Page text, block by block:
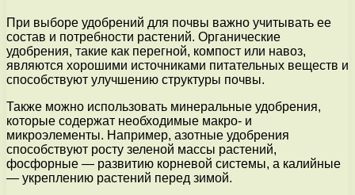
При выборе удобрений для почвы важно учитывать ее
состав и потребности растений. Органические
удобрения, такие как перегной, компост или навоз,
являются хорошими источниками питательных веществ и
способствуют улучшению структуры почвы.
Также можно использовать минеральные удобрения,
которые содержат необходимые макро- и
микроэлементы. Например, азотные удобрения
способствуют росту зеленой массы растений,
фосфорные — развитию корневой системы, а калийные
— укреплению растений перед зимой.